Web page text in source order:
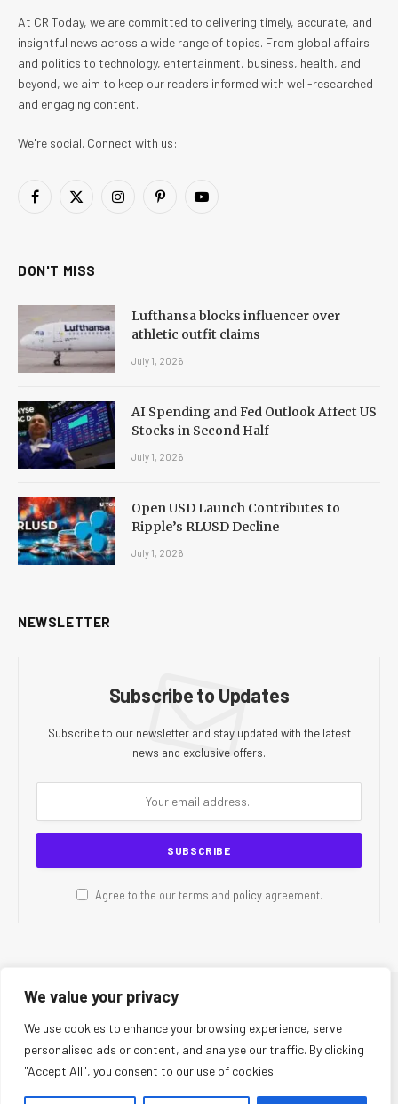
We value your privacy
We use cookies to enhance your browsing experience, serve
personalised ads or content, and analyse our traffic. By clicking
"Accept All", you consent to our use of cookies.
At CR Today, we are committed to delivering timely, accurate, and
insightful news across a wide range of topics. From global affairs
and politics to technology, entertainment, business, health, and
beyond, we aim to keep our readers informed with well-researched
and engaging content.
We're social. Connect with us:
Facebook
X
InstagramPinterestYouTube
DON'T MISS
Lufthansa blocks influencer over
athletic outfit claims
July 1, 2026
AI Spending and Fed Outlook Affect US
Stocks in Second Half
July 1, 2026
Open USD Launch Contributes to
Ripple’s RLUSD Decline
July 1, 2026
NEWSLETTER
Subscribe to Updates
Subscribe to our newsletter and stay updated with the latest
news and exclusive offers.
Agree to the our terms and policyagreement.
About Us Editorial Team Contact Us
Privacy Policy
Terms and Conditions
Disclaimer
Editorial Policy
Corrections Policy
Fact-Checking Policy Ethics Policy